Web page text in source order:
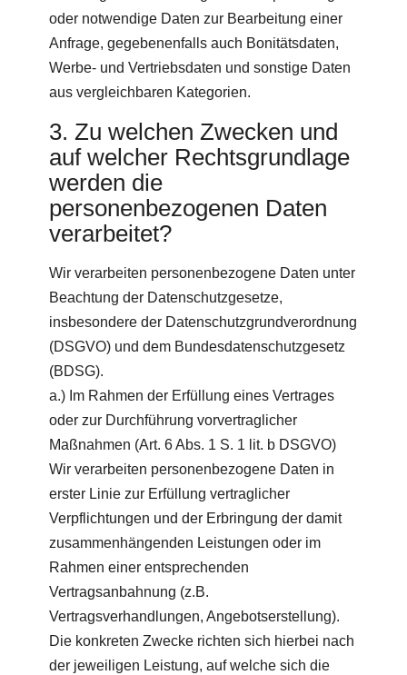
oder notwendige Daten zur Bearbeitung einer
Anfrage, gegebenenfalls auch Bonitätsdaten,
Werbe- und Vertriebsdaten und sonstige Daten
aus vergleichbaren Kategorien.
3. Zu welchen Zwecken und
auf welcher Rechtsgrundlage
werden die
personenbezogenen Daten
verarbeitet?
Wir verarbeiten personenbezogene Daten unter
Beachtung der Datenschutzgesetze,
insbesondere der Datenschutzgrundverordnung
(DSGVO) und dem Bundesdatenschutzgesetz
(BDSG).
a.) Im Rahmen der Erfüllung eines Vertrages
oder zur Durchführung vorvertraglicher
Maßnahmen (Art. 6 Abs. 1 S. 1 lit. b DSGVO)
Wir verarbeiten personenbezogene Daten in
erster Linie zur Erfüllung vertraglicher
Verpflichtungen und der Erbringung der damit
zusammenhängenden Leistungen oder im
Rahmen einer entsprechenden
Vertragsanbahnung (z.B.
Vertragsverhandlungen, Angebotserstellung).
Die konkreten Zwecke richten sich hierbei nach
der jeweiligen Leistung, auf welche sich die